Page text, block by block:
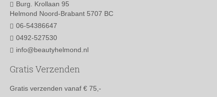
Burg. Krollaan 95
Helmond Noord-Brabant 5707 BC
06-54386647
0492-527530
info@beautyhelmond.nl
Gratis Verzenden
Gratis verzenden vanaf € 75,-